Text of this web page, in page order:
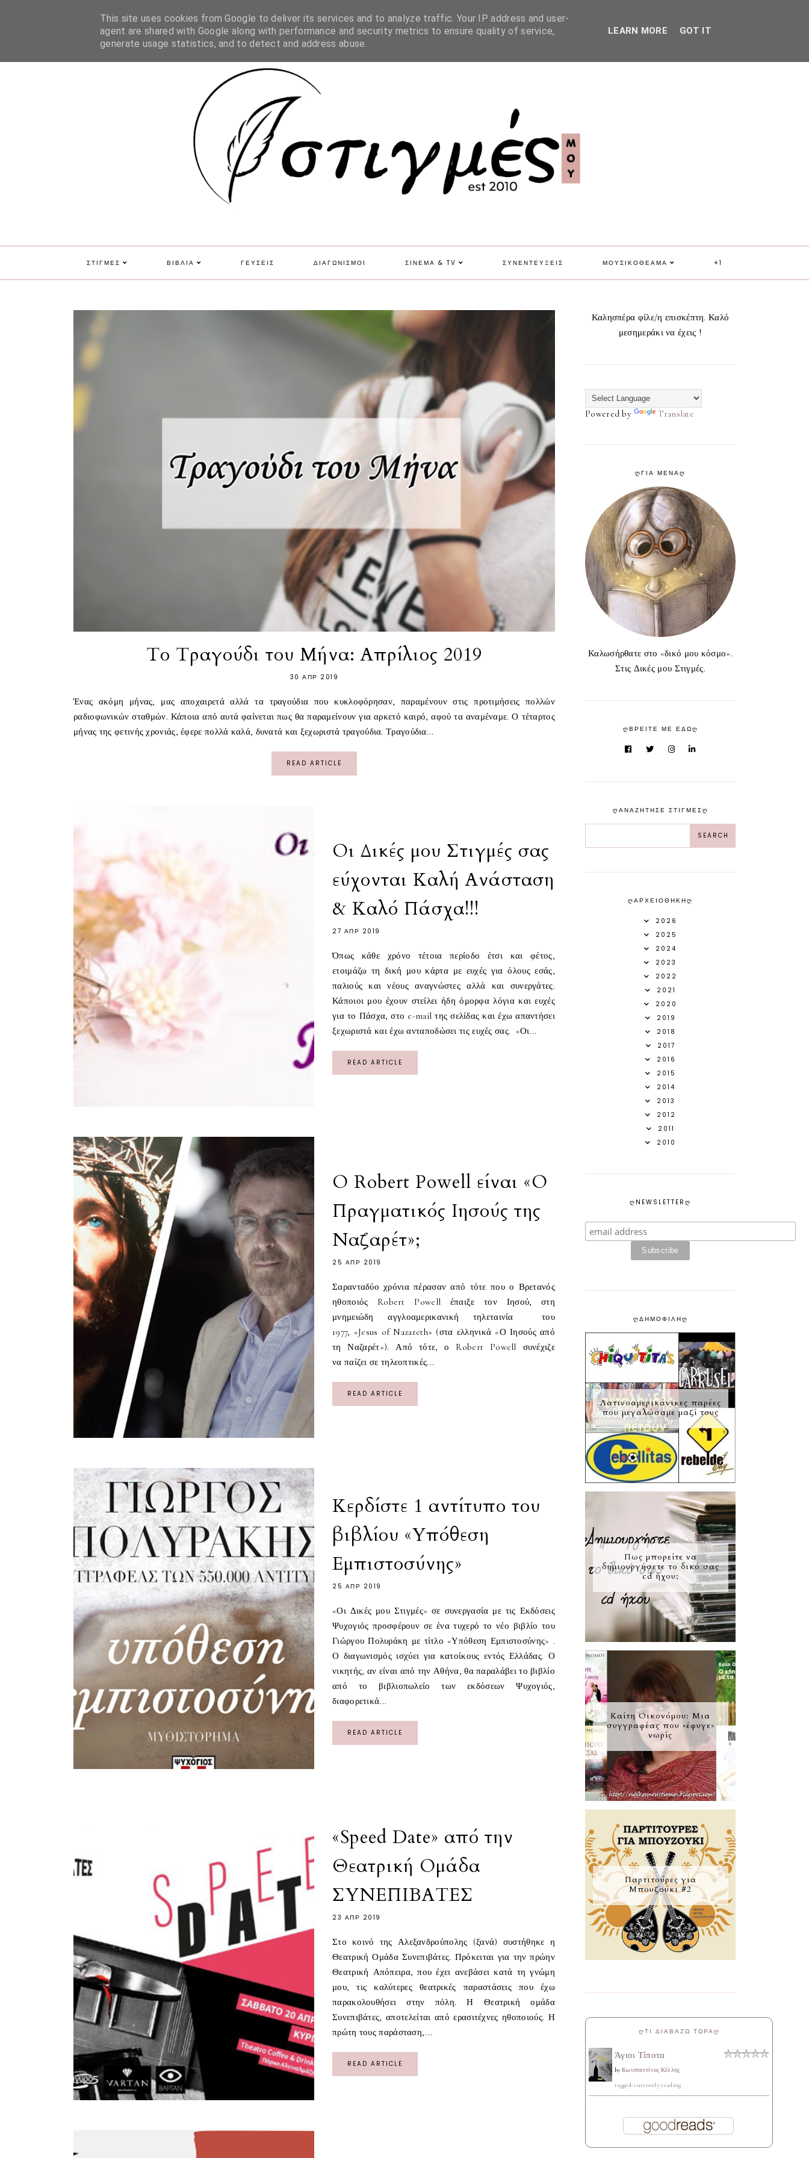
ΠΟΙΑ ΕΙΜΑΙ ΕΠΙΚΟΙΝΩΝΙΑ GDPR SITE MAP
ΣΤΙΓΜΕΣ ΒΙΒΛΙΑ ΓΕΥΣΕΙΣ ΔΙΑΓΩΝΙΣΜΟΙ ΣΙΝΕΜΑ & TV ΣΥΝΕΝΤΕΥΞΕΙΣ ΜΟΥΣΙΚΟΘΕΑΜΑ +1
Το Τραγούδι του Μήνα: Απρίλιος 2019
30 ΑΠΡ 2019
Ένας ακόμη μήνας, μας αποχαιρετά αλλά τα τραγούδια που κυκλοφόρησαν, παραμένουν στις προτιμήσεις πολλών
ραδιοφωνικών σταθμών. Κάποια από αυτά φαίνεται πως θα παραμείνουν για αρκετό καιρό, αφού τα αναμέναμε. Ο τέταρτος
μήνας της φετινής χρονιάς, έφερε πολλά καλά, δυνατά και ξεχωριστά τραγούδια. Τραγούδια...
READ ARTICLE
Οι Δικές μου Στιγμές σας
εύχονται Καλή Ανάσταση
& Καλό Πάσχα!!!
27 ΑΠΡ 2019
Όπως κάθε χρόνο τέτοια περίοδο έτσι και φέτος,
ετοιμάζω τη δική μου κάρτα με ευχές για όλους εσάς,
παλιούς και νέους αναγνώστες αλλά και συνεργάτες.
Κάποιοι μου έχουν στείλει ήδη όμορφα λόγια και ευχές
για το Πάσχα, στο e-mail της σελίδας και έχω απαντήσει
ξεχωριστά και έχω ανταποδώσει τις ευχές σας. «Οι...
READ ARTICLE
Ο Robert Powell είναι «Ο
Πραγματικός Ιησούς της
Ναζαρέτ»;
25 ΑΠΡ 2019
Σαρανταδύο χρόνια πέρασαν από τότε που ο Βρετανός
ηθοποιός Robert Powell έπαιξε τον Ιησού, στη
μνημειώδη αγγλοαμερικανική τηλεταινία του
1977, «Jesus of Nazareth» (στα ελληνικά «Ο Ιησούς από
τη Ναζαρέτ»). Από τότε, ο Robert Powell συνέχιζε
να παίζει σε τηλεοπτικές...
READ ARTICLE
Κερδίστε 1 αντίτυπο του
βιβλίου «Υπόθεση
Εμπιστοσύνης»
25 ΑΠΡ 2019
«Οι Δικές μου Στιγμές» σε συνεργασία με τις Εκδόσεις
Ψυχογιός προσφέρουν σε ένα τυχερό το νέο βιβλίο του
Γιώργου Πολυράκη με τίτλο «Υπόθεση Εμπιστοσύνης» .
Ο διαγωνισμός ισχύει για κατοίκους εντός Ελλάδας. Ο
νικητής, αν είναι από την Αθήνα, θα παραλάβει το βιβλίο
από το βιβλιοπωλείο των εκδόσεων Ψυχογιός,
διαφορετικά...
READ ARTICLE
«Speed Date» από την
Θεατρική Ομάδα
ΣΥΝΕΠΙΒΑΤΕΣ
23 ΑΠΡ 2019
Στο κοινό της Αλεξανδρούπολης (ξανά) συστήθηκε η
Θεατρική Ομάδα Συνεπιβάτες. Πρόκειται για την πρώην
Θεατρική Απόπειρα, που έχει ανεβάσει κατά τη γνώμη
μου, τις καλύτερες θεατρικές παραστάσεις που έχω
παρακολουθήσει στην πόλη. Η Θεατρική ομάδα
Συνεπιβάτες, αποτελείται από ερασιτέχνες ηθοποιούς. Η
πρώτη τους παράσταση,...
READ ARTICLE
Καλησπέρα φίλε/η επισκέπτη. Καλό
μεσημεράκι να έχεις !
Powered by Translate
ᲦΓΙΑ ΜΕΝΑᲦ
Καλωσήρθατε στο «δικό μου κόσμο».
Στις Δικές μου Στιγμές.
ᲦΒΡΕΙΤΕ ΜΕ ΕΔΩᲦ
ᲦΑΝΑΖΗΤΗΣΕ ΣΤΙΓΜΕΣᲦ
ᲦΑΡΧΕΙΟΘΗΚΗᲦ
2026
2025
2024
2023
2022
2021
2020
2019
2018
2017
2016
2015
2014
2013
2012
2011
2010
ᲦNEWSLETTERᲦ
ᲦΔΗΜΟΦΙΛΗᲦ
Λατινοαμερικάνικες παρέες
που μεγαλώσαμε μαζί τους
Πως μπορείτε να
δημιουργήσετε το δικό σας
cd ήχου;
Καίτη Οικονόμου: Μια
συγγραφέας που «έφυγε»
νωρίς
Παρτιτούρες για
Μπουζούκι #2
ᲦΤΙ ΔΙΑΒΑΖΩ ΤΩΡΑᲦ
Άγιοι Τίποτα
by Κωνσταντίνος Κέλλης
tagged: currently-reading
This site uses cookies from Google to deliver its services and to analyze traffic. Your IP address and user-
agent are shared with Google along with performance and security metrics to ensure quality of service,
generate usage statistics, and to detect and address abuse.
LEARN MORE GOT IT